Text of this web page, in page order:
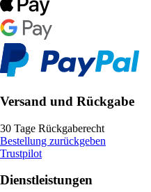
Versand und Rückgabe
30 Tage Rückgaberecht
Bestellung zurückgeben
Trustpilot
Dienstleistungen